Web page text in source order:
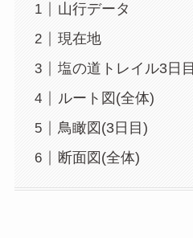
山行データ
現在地
塩の道トレイル3日目
ルート図(全体)
鳥瞰図(3日目)
断面図(全体)